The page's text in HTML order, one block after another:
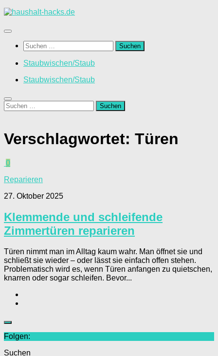
Zum
springen
Suchen
nach:
Staubwischen/Staub
Staubwischen/Staub
Suchen
nach:
Verschlagwortet: Türen
0
Reparieren
27. Oktober 2025
Klemmende und schleifende
Zimmertüren reparieren
Türen nimmt man im Alltag kaum wahr. Man öffnet sie und
schließt sie wieder – oder lässt sie einfach offen stehen.
Problematisch wird es, wenn Türen anfangen zu quietschen,
knarren oder sogar schleifen. Bevor...
Folgen:
Suchen